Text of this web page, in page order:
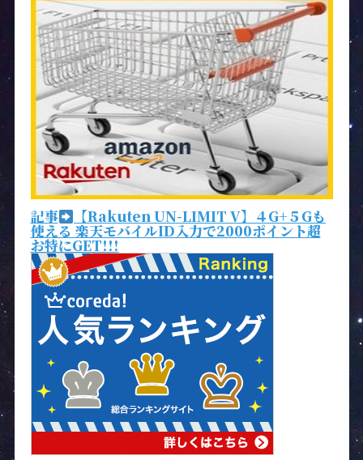
記事 【Rakuten UN-LIMIT V】４G+５Gも
使える 楽天モバイルID入力で2000ポイント超
お特にGET!!!